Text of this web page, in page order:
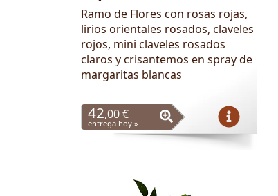
Ramo de Flores con rosas rojas,
lirios orientales rosados, claveles
rojos, mini claveles rosados
claros y crisantemos en spray de
margaritas blancas
42,00 €
entrega hoy »